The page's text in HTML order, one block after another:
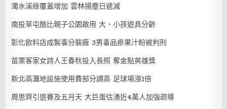
濁水溪綠覆蓋增加 雲林揚塵日遞減
南投草屯酷比親子公園啟用 大、小孩遊具分齡
彰化飲料店成製毒分裝廠 3男毒品摻果汁粉被判刑
苗栗客家女詩人王春秋投入長照 奪金點英雄獎
新北高灘地設施使用費部分調高 足球場漲1倍
周思齊引退賽及五月天 大巨蛋估湧近4萬人加強疏導